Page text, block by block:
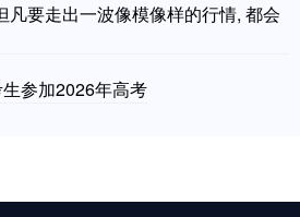
凡要走出一波像模像样的行情, 都会
参加2026年高考